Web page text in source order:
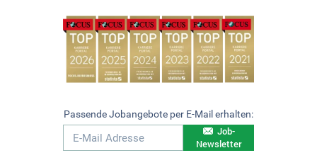
Passende Jobangebote per E-Mail erhalten:
Job-
Newsletter